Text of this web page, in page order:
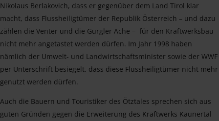
Nikolaus Berlakovich, dass er gegenüber dem Land Tirol klar
macht, dass Flussheiligtümer der Republik Österreich – und dazu
zählen die Venter und die Gurgler Ache – für den Kraftwerksbau
nicht mehr angetastet werden dürfen. Im Jahr 1998 haben
nämlich der Umwelt- und Landwirtschaftsminister sowie der WWF
per Unterschrift besiegelt, dass diese Flussheiligtümer nicht mehr
genutzt werden dürfen.
Auch die Bauern und Touristiker des Ötztales sprechen sich aus
guten Gründen gegen die Erweiterung des Kraftwerks Kaunertal